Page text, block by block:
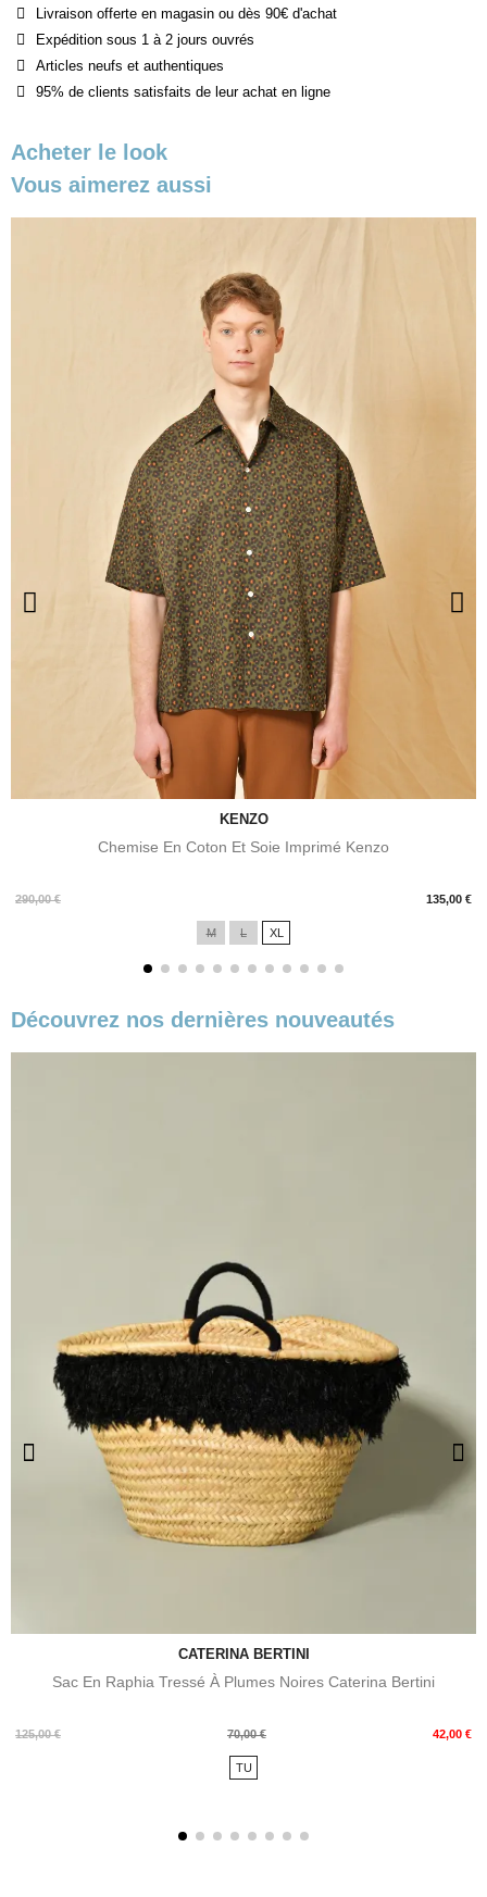
Livraison offerte en magasin ou dès 90€ d'achat
Expédition sous 1 à 2 jours ouvrés
Articles neufs et authentiques
95% de clients satisfaits de leur achat en ligne
Acheter le look
Vous aimerez aussi
KENZO
Chemise En Coton Et Soie Imprimé Kenzo
290,00 € 135,00 €
Prix
M L XL
Découvrez nos dernières nouveautés
CATERINA BERTINI
Sac En Raphia Tressé À Plumes Noires Caterina Bertini
125,00 €
Prix
70,00 € 42,00 €
Prix
TU